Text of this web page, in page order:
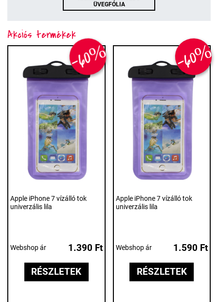
ÜVEGFÓLIA
Akciós termékek
-60%
Apple iPhone 7 vízálló tok
univerzális lila
Webshop ár 1.390 Ft
RÉSZLETEK
-60%
Apple iPhone 7 vízálló tok
univerzális lila
Webshop ár 1.590 Ft
RÉSZLETEK